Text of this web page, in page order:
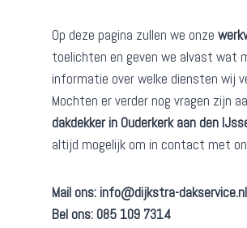
Op deze pagina zullen we onze
toelichten en geven we alvast wat
informatie over welke diensten wij
Mochten er verder nog vragen zijn
dakdekker in Ouderkerk aan den
altijd mogelijk om in contact met
Mail ons: info@dijkstra-dakservice.nl
Bel ons: 085 109 7314